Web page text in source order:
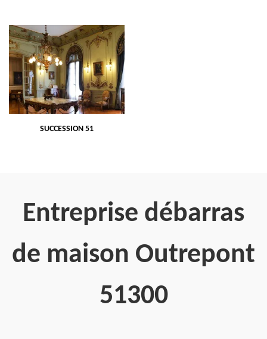
SUCCESSION 51
Entreprise débarras
de maison Outrepont
51300